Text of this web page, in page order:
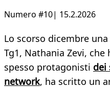
Numero #10| 15.2.2026
Lo scorso dicembre
Tg1, Nathania Zevi,
spesso protagonisti dei
network, ha scritto un